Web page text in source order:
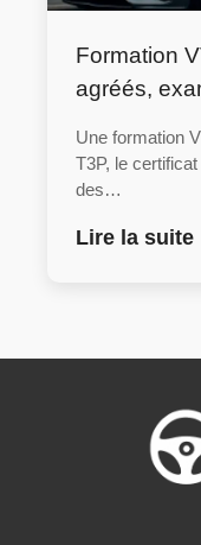
Formation
agréés,
Une formation
T3P, le
des…
Lire la